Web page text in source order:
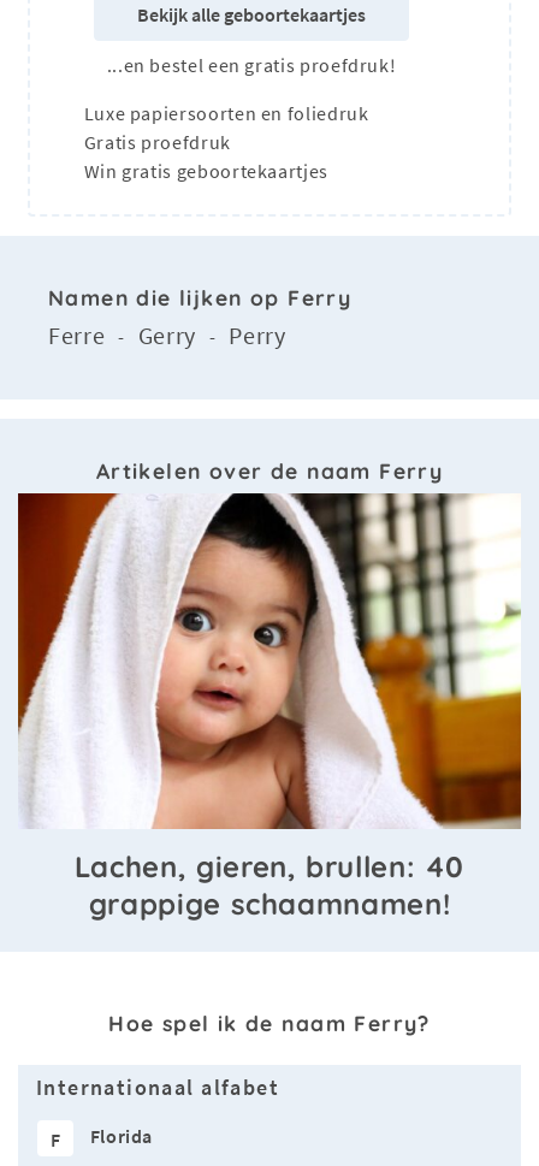
Bekijk alle geboortekaartjes
...en bestel een gratis proefdruk!
Luxe papiersoorten en foliedruk
Gratis proefdruk
Win gratis geboortekaartjes
Namen die lijken op Ferry
Ferre - Gerry - Perry
Artikelen over de naam Ferry
Lachen, gieren, brullen: 40
grappige schaamnamen!
Hoe spel ik de naam Ferry?
Internationaal alfabet
F Florida